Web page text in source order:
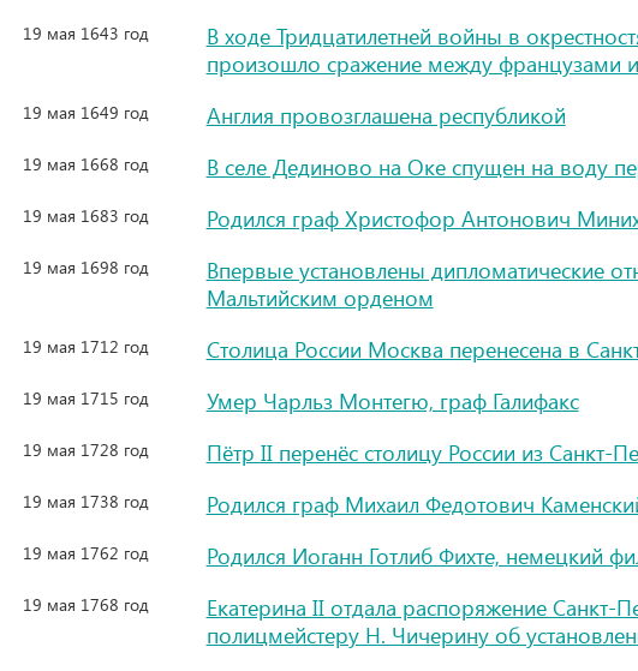
19 мая 1643 год
В ходе Тридцатилетней войны в
произошло сражение между французами
19 мая 1649 год Англия провозглашена республикой
19 мая 1668 год В селе Дединово на Оке спущен на воду
19 мая 1683 год Родился граф Христофор Антонович
19 мая 1698 год
Впервые установлены дипломатические
Мальтийским орденом
19 мая 1712 год Столица России Москва перенесена в
19 мая 1715 год Умер Чарльз Монтегю, граф Галифакс
19 мая 1728 год Пётр II перенёс столицу России из Санкт-
19 мая 1738 год Родился граф Михаил Федотович
19 мая 1762 год Родился Иоганн Готлиб Фихте, немецкий
19 мая 1768 год
Екатерина II отдала распоряжение Санкт-
полицмейстеру Н. Чичерину об